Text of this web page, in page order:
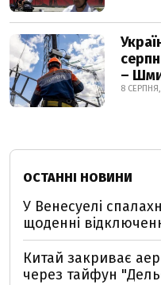
–
8 СЕРПНЯ,
ОСТАННІ НОВИНИ
У Венесуелі
щоденні
Китай закриває
через тайфун